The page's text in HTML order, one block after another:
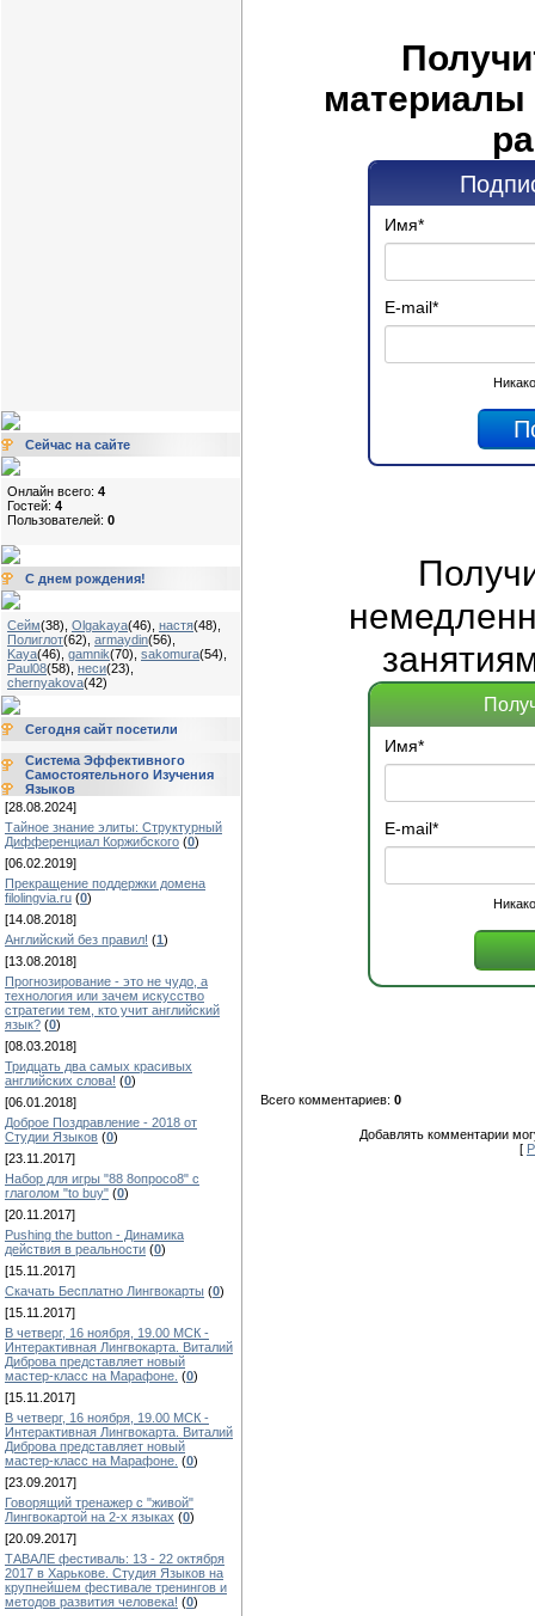
Сейчас на сайте
Онлайн всего: 4
Гостей: 4
Пользователей: 0
С днем рождения!
Сейм(38) Olgakaya(46) настя(48)
Полиглот(62) armaydin(56)
Kaya(46) gamnik(70) sakomura(54)
Paul08(58) неси(23)
chernyakova(42)
Сегодня сайт посетили
Система Эффективного
Самостоятельного Изучения
Языков
[28.08.2024]
Тайное знание элиты: Структурный
Дифференциал Коржибского (0)
[06.02.2019]
Прекращение поддержки домена
filolingvia.ru (0)
[14.08.2018]
Английский без правил! (1)
[13.08.2018]
Прогнозирование - это не чудо, а
технология или зачем искусство
стратегии тем, кто учит английский
язык? (0)
[08.03.2018]
Тридцать два самых красивых
английских слова! (0)
[06.01.2018]
Доброе Поздравление - 2018 от
Студии Языков (0)
[23.11.2017]
Набор для игры "88 8опросо8" с
глаголом "to buy" (0)
[20.11.2017]
Pushing the button - Динамика
действия в реальности (0)
[15.11.2017]
Скачать Бесплатно Лингвокарты (0)
[15.11.2017]
В четверг, 16 ноября, 19.00 МСК -
Интерактивная Лингвокарта. Виталий
Диброва представляет новый
мастер-класс на Марафоне. (0)
[15.11.2017]
В четверг, 16 ноября, 19.00 МСК -
Интерактивная Лингвокарта. Виталий
Диброва представляет новый
мастер-класс на Марафоне. (0)
[23.09.2017]
Говорящий тренажер с "живой"
Лингвокартой на 2-х языках (0)
[20.09.2017]
ТАВАЛЕ фестиваль: 13 - 22 октября
2017 в Харькове. Студия Языков на
крупнейшем фестивале тренингов и
методов развития человека! (0)
материалы
Имя*
E-mail*
Имя*
E-mail*
Всего комментариев: 0
Добавлять комментарии
[